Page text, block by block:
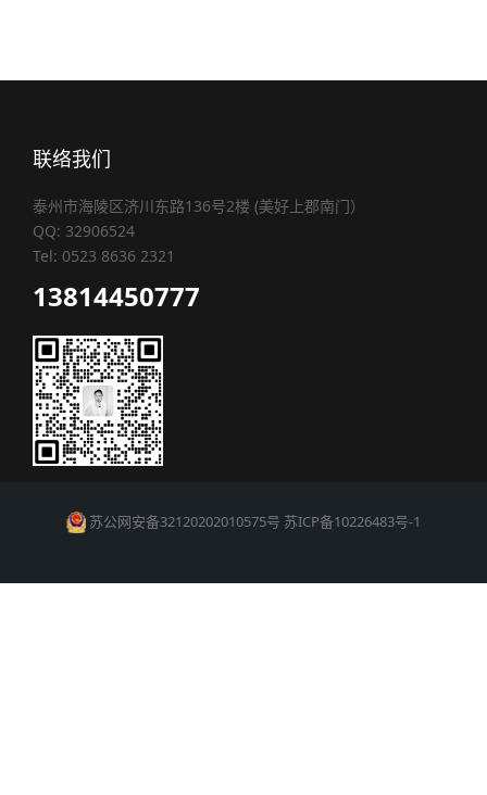
联络我们
泰州市海陵区济川东路136号2楼 (美好上郡南门）
QQ: 32906524
Tel: 0523 8636 2321
13814450777
苏公网安备32120202010575号 苏ICP备10226483号-1